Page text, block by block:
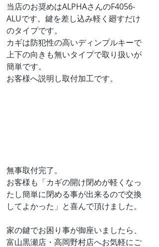
当店のお奨めはALPHAさんのF4056-
ALUです。鍵を差し込み軽く廻すだけ
のタイプです。
カギは防犯性の高いディンプルキーで
上下の向きも無いタイプで取り扱いが
簡単です。
お客様へ説明し取付加工です。
無事取付完了。
お客様も「カギの開け閉めが軽くなっ
たし簡単に閉める事が出来るので交換
してよかった」と喜んで頂けました。
家の鍵でお困り事が御座いましたら、
富山黒瀬店・高岡野村店へお気軽にご